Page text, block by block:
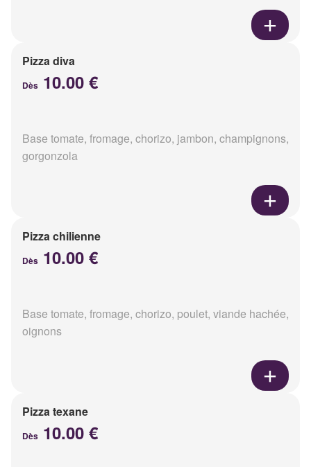
Pizza diva
Dès 10.00 €
Base tomate, fromage, chorizo, jambon, champignons,
gorgonzola
Pizza chilienne
Dès 10.00 €
Base tomate, fromage, chorizo, poulet, viande hachée,
oignons
Pizza texane
Dès 10.00 €